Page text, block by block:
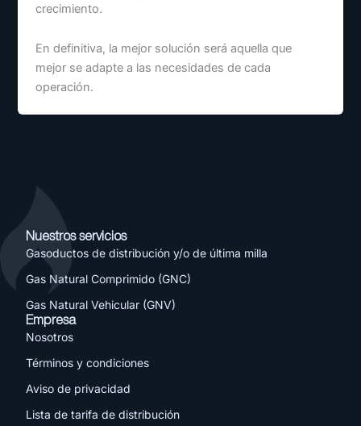
crecimiento.
En definitiva, la mejor solución será aquella que
mejor se adapte a las necesidades de cada
operación.
Nuestros servicios
Gasoductos de distribución y/o de última milla
Gas Natural Comprimido (GNC)
Gas Natural Vehicular (GNV)
Empresa
Nosotros
Términos y condiciones
Aviso de privacidad
Lista de tarifa de distribución